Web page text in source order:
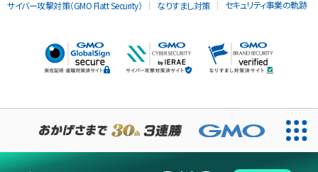
サイバー攻撃対策（GMO Flatt Security）
なりすまし対策 セキュリティ事業の軌跡